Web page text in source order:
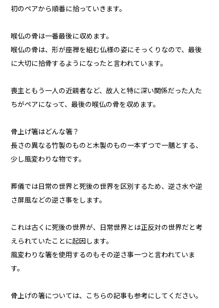
初のペアから順番に拾っていきます。
喉仏の骨は一番最後に収めます。
喉仏の骨は、形が座禅を組む仏様の姿にそっくりなので、最後
に大切に拾骨するようになったと言われています。
喪主ともう一人の近親者など、故人と特に深い関係だった人た
ちがペアになって、最後の喉仏の骨を収めます。
骨上げ箸はどんな箸？
長さの異なる竹製のものと木製のもの一本ずつで一膳とする、
少し風変わりな物です。
葬儀では日常の世界と死後の世界を区別するため、逆さ水や逆
さ屏風などの逆さ事をします。
これは古くに死後の世界が、日常世界とは正反対の世界だと考
えられていたことに起因します。
風変わりな箸を使用するのもその逆さ事一つと言われていま
す。
骨上げの箸については、こちらの記事も参考にしてください。